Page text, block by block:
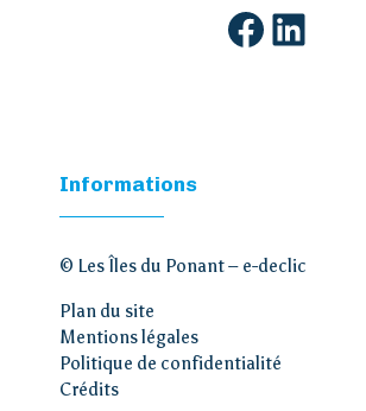
Informations
© Les Îles du Ponant – e-declic
Plan du site
Mentions légales
Politique de confidentialité
Crédits